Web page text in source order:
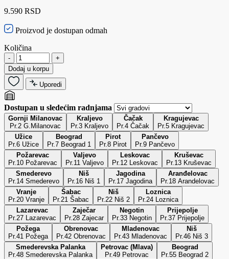
9.590 RSD
Proizvod je dostupan odmah
Količina
-
+
Dodaj u korpu
Uporedi
Dostupan u sledećim radnjama
Gornji Milanovac
Pr.2 G.Milanovac
Kraljevo
Pr.3 Kraljevo
Čačak
Pr.4 Čačak
Kragujevac
Pr.5 Kragujevac
Užice
Pr.6 Užice
Beograd
Pr.7 Beograd 1
Pirot
Pr.8 Pirot
Pančevo
Pr.9 Pančevo
Požarevac
Pr.10 Požarevac
Valjevo
Pr.11 Valjevo
Leskovac
Pr.12 Leskovac
Kruševac
Pr.13 Kruševac
Smederevo
Pr.14 Smederevo
Niš
Pr.16 Niš 1
Jagodina
Pr.17 Jagodina
Aranđelovac
Pr.18 Arandelovac
Vranje
Pr.20 Vranje
Šabac
Pr.21 Šabac
Niš
Pr.22 Niš 2
Loznica
Pr.24 Loznica
Lazarevac
Pr.27 Lazarevac
Zaječar
Pr.28 Zajecar
Negotin
Pr.33 Negotin
Prijepolje
Pr.37 Prijepolje
Požega
Pr.41 Požega
Obrenovac
Pr.42 Obrenovac
Mladenovac
Pr.43 Mladenovac
Niš
Pr.46 Niš 3
Smederevska Palanka
Pr.48 Smederevska Palanka
Petrovac (Mlava)
Pr.49 Petrovac
Beograd
Pr.55 Beograd 2